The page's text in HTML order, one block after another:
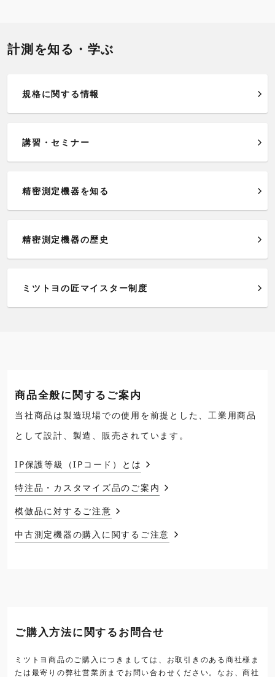
計測を知る・学ぶ
規格に関する情報
講習・セミナー
精密測定機器を知る
精密測定機器の歴史
ミツトヨの匠マイスター制度
商品全般に関するご案内
当社商品は製造現場での使用を前提とした、工業用商品
として設計、製造、販売されています。
IP保護等級（IPコード）とは
特注品・カスタマイズ品のご案内
模倣品に対するご注意
中古測定機器の購入に関するご注意
ご購入方法に関するお問合せ
ミツトヨ商品のご購入につきましては、お取引きのある商社様ま
たは最寄りの弊社営業所までお問い合わせください。なお、商社